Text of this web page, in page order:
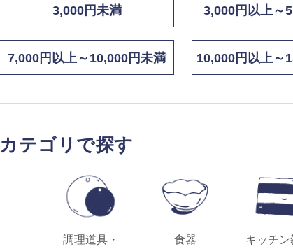
3,000円未満 3,000円以上～
7,000円以上～10,000円未満 10,000円以上～
カテゴリで探す
調理道具・
食器 キッチン